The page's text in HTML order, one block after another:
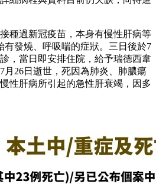
種過新冠疫苗，本身有慢性肝病等
有發燒、呼吸喘的症狀。三日後於7
，當日即安排住院，給予瑞德西韋
月26日逝世，死因為肺炎、肺膿瘍
性肝病所引起的急性肝衰竭，因多